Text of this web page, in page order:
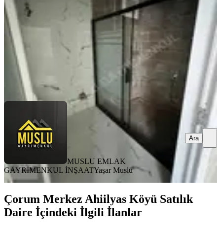
135 m² 1. Kat·29.07.2026
4.300.000 ₺
MUSLU EMLAK GAYRİMENKUL İNŞAAT Yaşar Muslu
MUSLU EMLAK
GAYRİMENKUL İNŞAATYaşar Muslu
Ara
Çorum Merkez Ahiilyas Köyü Satılık
Daire İçindeki İlgili İlanlar